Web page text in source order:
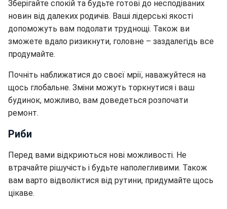
Зберігайте спокій та будьте готові до несподіваних
новин від далеких родичів. Ваші лідерські якості
допоможуть вам подолати труднощі. Також ви
зможете вдало ризикнути, головне – заздалегідь все
продумайте.
Почніть наближатися до своєї мрії, наважуйтеся на
щось глобальне. Зміни можуть торкнутися і ваш
будинок, можливо, вам доведеться розпочати
ремонт.
Риби
Перед вами відкриються нові можливості. Не
втрачайте рішучість і будьте наполегливими. Також
вам варто відволіктися від рутини, придумайте щось
цікаве.